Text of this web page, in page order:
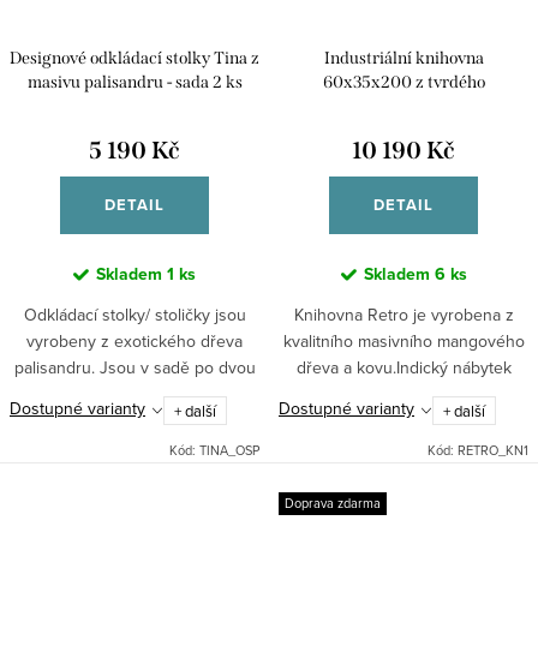
Designové odkládací stolky Tina z
masivu palisandru - sada 2 ks
5 190 Kč
DETAIL
Skladem 1 ks
Odkládací stolky/ stoličky jsou
vyrobeny z exotického dřeva
palisandru. Jsou v sadě po dvou
kusech , zapadají do sebe , jak je
vidět na fotce . Skvěle se hodí k
Dostupné varianty + další
Kód: TINA_OSP
Industriální knihovna
60x35x200 z tvrdého
10 190 Kč
DETAIL
Skladem 6 ks
Knihovna Retro je vyrobena z
kvalitního masivního mangového
dřeva a kovu.Indický nábytek
mango masiv.
Dostupné varianty + další
Kód: RETRO_KN1
Doprava zdarma